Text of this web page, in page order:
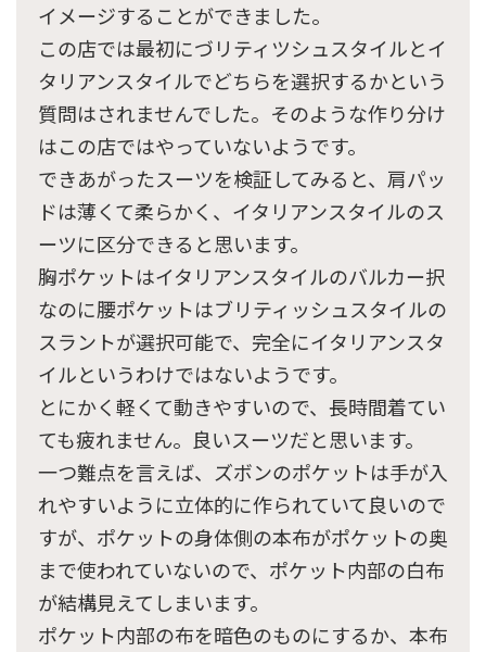
イメージすることができました。
この店では最初にづリティツシュスタイルとイ
タリアンスタイルでどちらを選択するかという
質問はされませんでした。そのような作り分け
はこの店ではやっていないようです。
できあがったスーツを検証してみると、肩パッ
ドは薄くて柔らかく、イタリアンスタイルのス
ーツに区分できると思います。
胸ポケットはイタリアンスタイルのバルカー択
なのに腰ポケットはブリティッシュスタイルの
スラントが選択可能で、完全にイタリアンスタ
イルというわけではないようです。
とにかく軽くて動きやすいので、長時間着てい
ても疲れません。良いスーツだと思います。
一つ難点を言えば、ズボンのポケットは手が入
れやすいように立体的に作られていて良いので
すが、ポケットの身体側の本布がポケットの奥
まで使われていないので、ポケット内部の白布
が結構見えてしまいます。
ポケット内部の布を暗色のものにするか、本布